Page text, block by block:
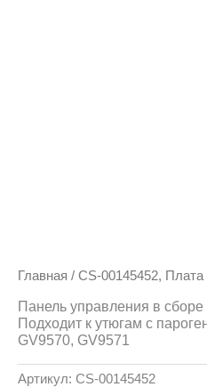
Главная / CS-00145452, Плата
Панель управления в сборе
Подходит к утюгам с
GV9570, GV9571
Артикул: CS-00145452